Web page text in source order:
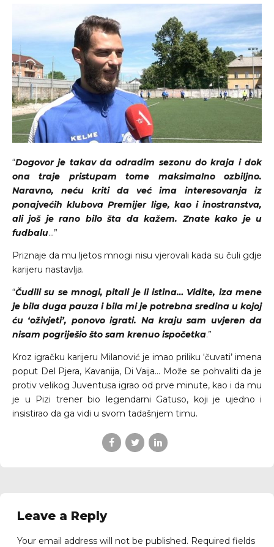
“Dogovor je takav da odradim sezonu do kraja i dok
ona traje pristupam tome maksimalno ozbiljno.
Naravno, neću kriti da već ima interesovanja iz
ponajvećih klubova Premijer lige, kao i inostranstva,
ali još je rano bilo šta da kažem. Znate kako je u
fudbalu…”
Priznaje da mu ljetos mnogi nisu vjerovali kada su čuli gdje
karijeru nastavlja.
“Čudili su se mnogi, pitali je li istina… Vidite, iza mene
je bila duga pauza i bila mi je potrebna sredina u kojoj
ću ‘oživjeti’, ponovo igrati. Na kraju sam uvjeren da
nisam pogriješio što sam krenuo ispočetka.”
Kroz igračku karijeru Milanović je imao priliku ‘čuvati’ imena
poput Del Pjera, Kavanija, Di Vaija… Može se pohvaliti da je
protiv velikog Juventusa igrao od prve minute, kao i da mu
je u Pizi trener bio legendarni Gatuso, koji je ujedno i
insistirao da ga vidi u svom tadašnjem timu.
Leave a Reply
Your email address will not be published. Required fields